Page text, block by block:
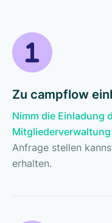
Zu campflow
Nimm die Einladung
Anfrage stellen
erhalten.